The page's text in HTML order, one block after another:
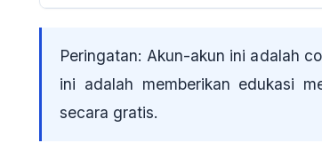
Peringatan: Akun-akun ini adalah
ini adalah memberikan edukasi
secara gratis.